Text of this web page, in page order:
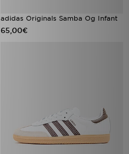
adidas Originals Samba Og Infant
65,00€